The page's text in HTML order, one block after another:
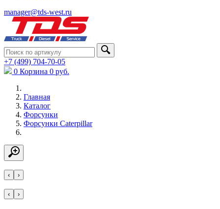
manager@tds-west.ru
+7 (499) 704-70-05
0 Корзина 0 руб.
Главная
Каталог
Форсунки
Форсунки Caterpillar
‹ ›
‹ ›